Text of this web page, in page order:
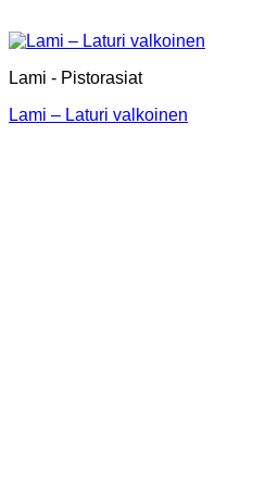
Lami - Pistorasiat
Lami – Laturi valkoinen